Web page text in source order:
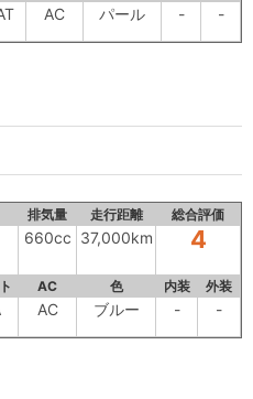
AC パール - -
排気量 走行距離 総合評価
660cc 37,000km 4
AC 色 内装 外装
AC ブルー - -